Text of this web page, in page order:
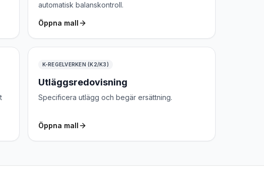
automatisk balanskontroll.
Öppna mall
K-REGELVERKEN (K2/K3)
Utläggsredovisning
Specificera utlägg och begär ersättning.
Öppna mall